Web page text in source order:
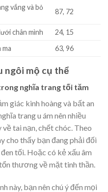
vắng và bỏ
87, 72
chân mình
24, 15
63, 96
ngôi mộ cụ thể
nghĩa trang tối tăm
giác kinh hoàng và bất an
trang u ám nên nhiều
tai nạn, chết chóc. Theo
cho thấy bạn đang phải đối
tối. Hoặc có kẻ xấu âm
thương về mặt tinh thần.
này, bạn nên chú ý đến mọi